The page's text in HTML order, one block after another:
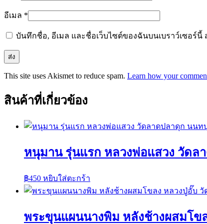
อีเมล *
บันทึกชื่อ, อีเมล และชื่อเว็บไซต์ของฉันบนเบราว์เซอร์นี้
This site uses Akismet to reduce spam. Learn how your
สินค้าที่เกี่ยวข้อง
หนุมาน รุ่นแรก หลวงพ่อแสวง วัดล
฿450 หยิบใส่ตะกร้า
พระขุนแผนนางพิม หลังช้างผสมโข